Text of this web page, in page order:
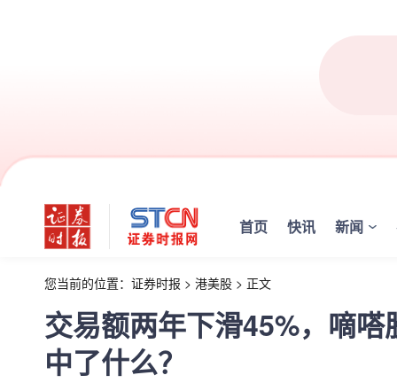
首页 快讯 新闻
您当前的位置： 证券时报 > 港美股 > 正文
交易额两年下滑45%，嘀
中了什么？